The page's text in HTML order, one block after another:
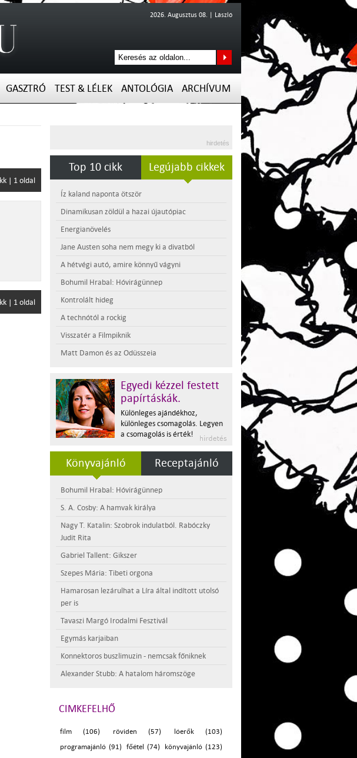
2026. Augusztus 08. | László
GASZTRÓ TEST & LÉLEK ANTOLÓGIA ARCHÍVUM
| 1 oldal
| 1 oldal
hirdetés
Top 10 cikk Legújabb cikkek
Íz kaland naponta ötször
Dinamikusan zöldül a hazai újautópiac
Energianövelés
Jane Austen soha nem megy ki a divatból
A hétvégi autó, amire könnyű vágyni
Bohumil Hrabal: Hóvirágünnep
Kontrolált hideg
A technótól a rockig
Visszatér a Filmpiknik
Matt Damon és az Odüsszeia
Egyedi kézzel festett
papírtáskák.
Különleges ajándékhoz,
különleges csomagolás. Legyen
a csomagolás is érték!
Könyvajánló Receptajánló
Bohumil Hrabal: Hóvirágünnep
S. A. Cosby: A hamvak királya
Nagy T. Katalin: Szobrok indulatból. Rabóczky
Judit Rita
Gabriel Tallent: Gikszer
Szepes Mária: Tibeti orgona
Hamarosan lezárulhat a Líra által indított utolsó
per is
Tavaszi Margó Irodalmi Fesztivál
Egymás karjaiban
Konnektoros buszlimuzin - nemcsak főniknek
Alexander Stubb: A hatalom háromszöge
CIMKEFELHŐ
film (106) röviden (57)
lóerők (103)
programajánló (91)
főétel (74)
könyvajánló (123)